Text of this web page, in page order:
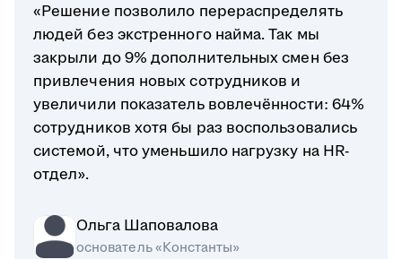
«Решение позволило перераспределять
людей без экстренного найма. Так мы
закрыли до 9% дополнительных смен без
привлечения новых сотрудников и
увеличили показатель вовлечённости: 64%
сотрудников хотя бы раз воспользовались
системой, что уменьшило нагрузку на HR-
отдел».
Ольга Шаповалова
основатель «Константы»